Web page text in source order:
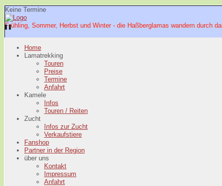
Keine Termine
Frühling, Sommer, Herbst und Winter - die Haßberglamas wandern durch
Home
Lamatrekking
Touren
Preise
Termine
Anfahrt
Kamele
Infos
Touren / Reiten
Zucht
Infos zur Zucht
Verkaufstiere
Fanshop
Partner in der Region
über uns
Kontakt
Impressum
Anfahrt